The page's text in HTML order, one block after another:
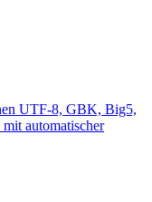
UTF-8, GBK, Big5,
automatischer